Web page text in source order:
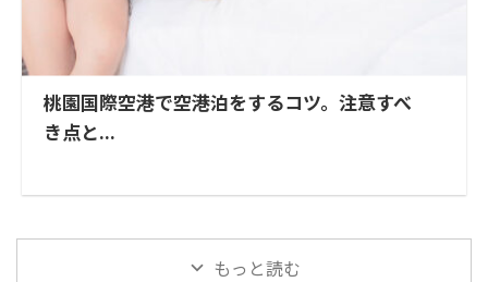
桃園国際空港で空港泊をするコツ。注意すべ
き点と...
もっと読む